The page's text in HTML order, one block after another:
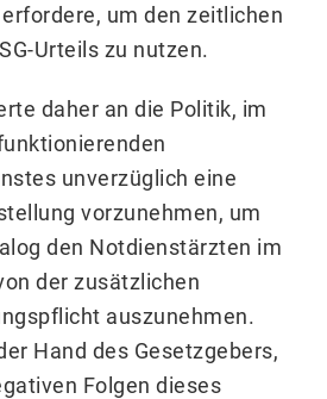
um den zeitlichen
Urteils zu nutzen.
daher an die Politik, im
unverzüglich eine
vorzunehmen, um
den Notdienstärzten im
der zusätzlichen
auszunehmen.
Hand des Gesetzgebers,
Folgen dieses